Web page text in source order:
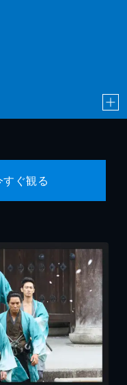
ぐ観る